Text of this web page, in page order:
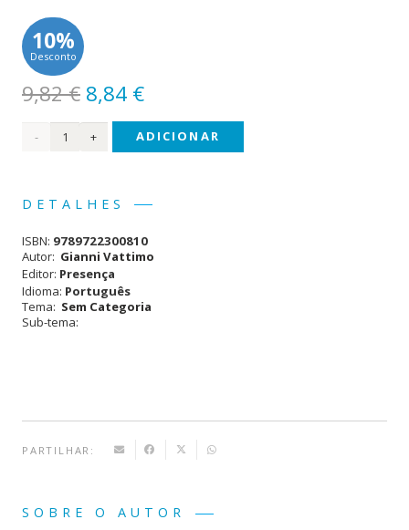
10%
Desconto
9,82€ O
preço
original
9,82 €.
8,84 €O
preço
atual
Quantidade
Modernidade
ADICIONAR
DETALHES
ISBN: 9789722300810
Autor: Gianni Vattimo
Editor: Presença
Idioma: Português
Tema: Sem Categoria
Sub-tema:
PARTILHAR:
SOBRE O AUTOR